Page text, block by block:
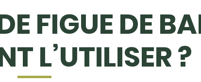
FIGUE DE
L’UTILISER ?